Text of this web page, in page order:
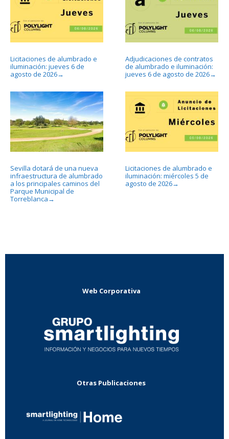
Licitaciones de alumbrado e
iluminación: jueves 6 de
agosto de 2026→
Adjudicaciones de contratos
de alumbrado e iluminación:
jueves 6 de agosto de 2026→
Sevilla dotará de una nueva
infraestructura de alumbrado
a los principales caminos del
Parque Municipal de
Torreblanca →
Licitaciones de alumbrado e
iluminación: miércoles 5 de
agosto de 2026→
Web Corporativa
Otras Publicaciones